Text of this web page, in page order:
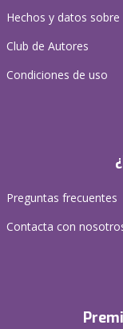
Hechos y datos sobre
Club de Autores
Condiciones de uso
Preguntas frecuentes
Contacta con